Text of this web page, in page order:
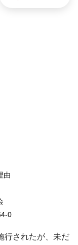
由
0
行されたが、未だ